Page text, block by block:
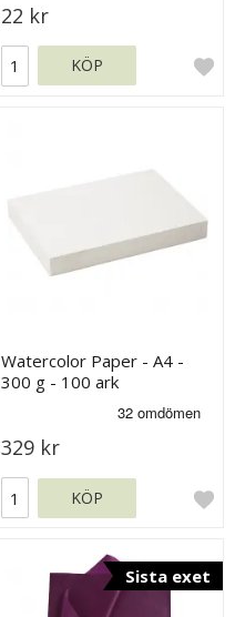
22 kr
KÖP
Watercolor Paper - A4 -
300 g - 100 ark
329 kr
KÖP
Sista exet